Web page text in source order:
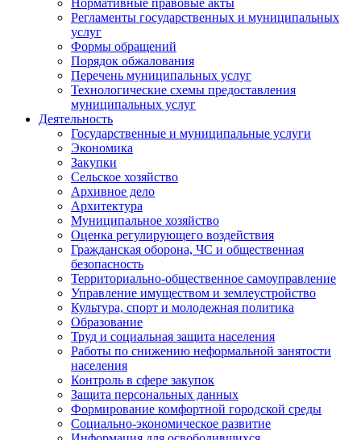
Нормативные правовые акты
Регламенты государственных и муниципальных
услуг
Формы обращений
Порядок обжалования
Перечень муниципальных услуг
Технологические схемы предоставления
муниципальных услуг
Деятельность
Государственные и муниципальные услуги
Экономика
Закупки
Сельское хозяйство
Архивное дело
Архитектура
Муниципальное хозяйство
Оценка регулирующего воздействия
Гражданская оборона, ЧС и общественная
безопасность
Территориально-общественное самоуправление
Управление имуществом и землеустройство
Культура, спорт и молодежная политика
Образование
Труд и социальная защита населения
Работы по снижению неформальной занятости
населения
Контроль в сфере закупок
Защита персональных данных
Формирование комфортной городской среды
Социально-экономическое развитие